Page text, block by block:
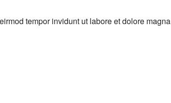
tempor invidunt ut labore et dolore magna